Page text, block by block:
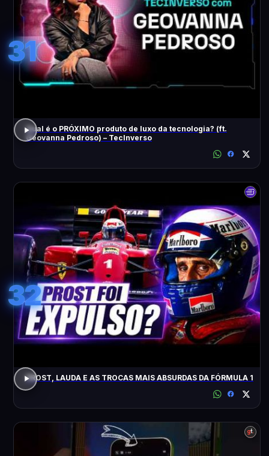
31
Qual é o PRÓXIMO produto de luxo da tecnologia? (ft.
Geovanna Pedroso) – TecInverso
32
PROST, LAUDA E AS TROCAS MAIS ABSURDAS DA FÓRMULA 1